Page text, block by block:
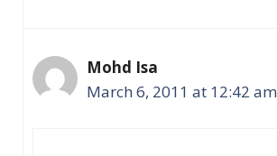
Mohd Isa
March 6, 2011 at 12:42 am